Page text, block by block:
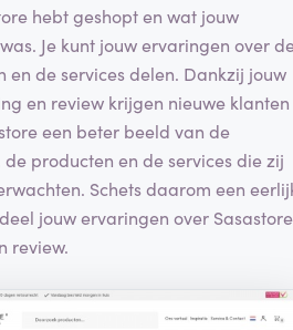
hebt geshopt en wat jouw
Je kunt jouw ervaringen over
en de services delen. Dankzij jouw
en review krijgen nieuwe klanten
een beter beeld van de
producten en de services die zij
Schets daarom een
jouw ervaringen over Sasastore
review.